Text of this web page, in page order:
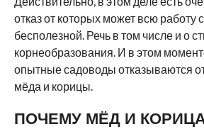
отказ от которых может всю работу
бесполезной. Речь в том числе и о
корнеобразования. И в этом
опытные садоводы отказываются
мёда и корицы.
ПОЧЕМУ МЁД И